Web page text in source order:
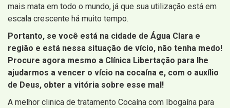
mais mata em todo o mundo, já que sua utilização está em
escala crescente há muito tempo.
Portanto, se você está na cidade de Água Clara e
região e está nessa situação de vício, não tenha medo!
Procure agora mesmo a Clínica Libertação para lhe
ajudarmos a vencer o vício na cocaína e, com o auxílio
de Deus, obter a vitória sobre esse mal!
A melhor clinica de tratamento Cocaína com Ibogaína para